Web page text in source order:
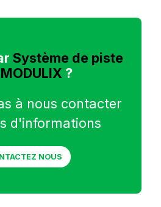
Système de piste
?
à nous contacter
d'informations
NOUS